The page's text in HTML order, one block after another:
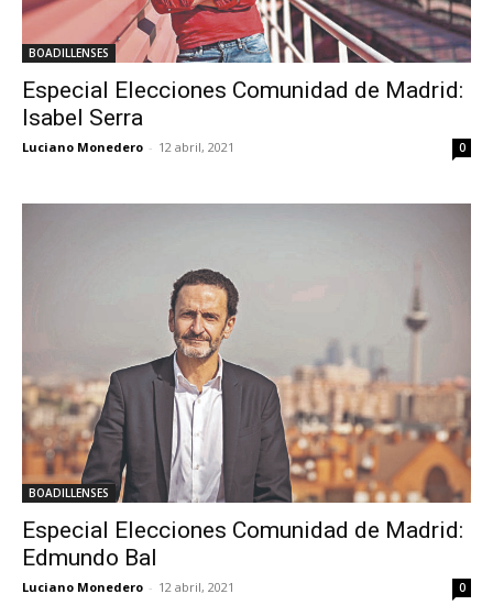
BOADILLENSES
Especial Elecciones Comunidad de Madrid:
Isabel Serra
Luciano Monedero - 12 abril, 2021 0
BOADILLENSES
Especial Elecciones Comunidad de Madrid:
Edmundo Bal
Luciano Monedero - 12 abril, 2021 0